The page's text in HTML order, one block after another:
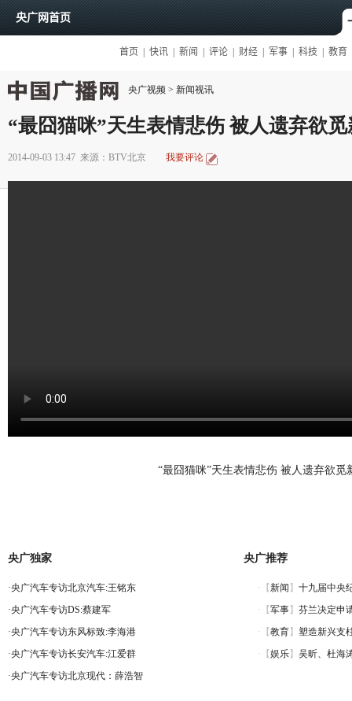
央广视频 > 新闻视讯
“最囧猫咪”天生表情悲伤 被人遗弃欲
2014-09-03 13:47 来源：BTV北京 我要评论
“最囧猫咪”天生表情悲伤 被人遗弃欲觅
央广独家
·央广汽车专访北京汽车:王铭东
·央广汽车专访DS:蔡建军
·央广汽车专访东风标致:李海港
·央广汽车专访长安汽车:江爱群
·央广汽车专访北京现代：薛浩智
央广推荐